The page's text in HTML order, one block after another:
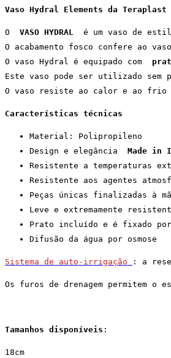
Vaso Hydral Elements da Teraplast
O VASO HYDRAL é um vaso de
O acabamento fosco confere ao
O vaso Hydral é equipado com
Este vaso pode ser utilizado
O vaso resiste ao calor e ao frio
Características técnicas
Material: Polipropileno
Design e elegância Made in
Resistente a temperaturas
Resistente aos agentes
Peças únicas finalizadas à
Leve e extremamente
Prato incluído e é fixado
Difusão da água por osmose
Sistema de auto-irrigação : a
Os furos de drenagem permitem o
Tamanhos disponíveis :
18cm